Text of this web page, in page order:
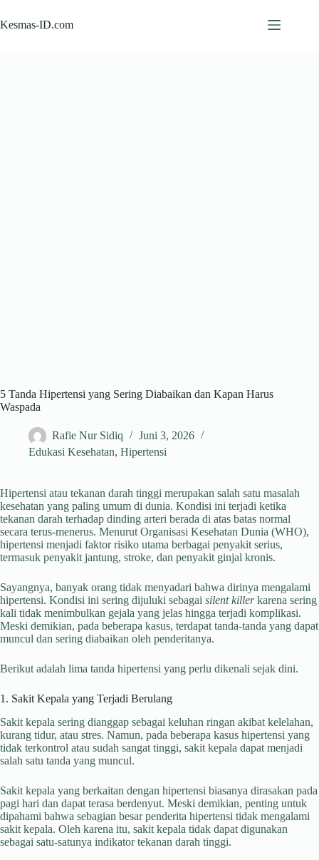
to
content
Kesmas-ID.com
5 Tanda Hipertensi yang Sering Diabaikan dan Kapan Harus
Waspada
Rafie Nur Sidiq
Juni 3, 2026
Edukasi Kesehatan, Hipertensi
Hipertensi atau tekanan darah tinggi merupakan salah satu masalah
kesehatan yang paling umum di dunia. Kondisi ini terjadi ketika
tekanan darah terhadap dinding arteri berada di atas batas normal
secara terus-menerus. Menurut Organisasi Kesehatan Dunia (WHO),
hipertensi menjadi faktor risiko utama berbagai penyakit serius,
termasuk penyakit jantung, stroke, dan penyakit ginjal kronis.
Sayangnya, banyak orang tidak menyadari bahwa dirinya mengalami
hipertensi. Kondisi ini sering dijuluki sebagai silent killerkarena sering
kali tidak menimbulkan gejala yang jelas hingga terjadi komplikasi.
Meski demikian, pada beberapa kasus, terdapat tanda-tanda yang dapat
muncul dan sering diabaikan oleh penderitanya.
Berikut adalah lima tanda hipertensi yang perlu dikenali sejak dini.
1. Sakit Kepala yang Terjadi Berulang
Sakit kepala sering dianggap sebagai keluhan ringan akibat kelelahan,
kurang tidur, atau stres. Namun, pada beberapa kasus hipertensi yang
tidak terkontrol atau sudah sangat tinggi, sakit kepala dapat menjadi
salah satu tanda yang muncul.
Sakit kepala yang berkaitan dengan hipertensi biasanya dirasakan pada
pagi hari dan dapat terasa berdenyut. Meski demikian, penting untuk
dipahami bahwa sebagian besar penderita hipertensi tidak mengalami
sakit kepala. Oleh karena itu, sakit kepala tidak dapat digunakan
sebagai satu-satunya indikator tekanan darah tinggi.